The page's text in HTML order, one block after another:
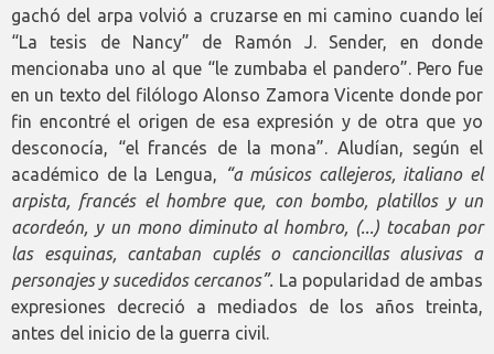
gachó del arpa volvió a cruzarse en mi camino cuando leí
“La tesis de Nancy” de Ramón J. Sender, en donde
mencionaba uno al que “le zumbaba el pandero”. Pero fue
en un texto del filólogo Alonso Zamora Vicente donde por
fin encontré el origen de esa expresión y de otra que yo
desconocía, “el francés de la mona”. Aludían, según el
académico de la Lengua,
“a músicos callejeros, italiano el
arpista, francés el hombre que, con bombo, platillos y un
acordeón, y un mono diminuto al hombro, (...) tocaban por
las esquinas, cantaban cuplés o cancioncillas alusivas a
personajes y sucedidos cercanos”. La popularidad de ambas
expresiones decreció a mediados de los años treinta,
antes del inicio de la guerra civil.